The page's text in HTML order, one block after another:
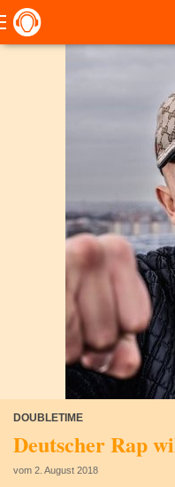
DOUBLETIME
Deutscher Rap
vom 2. August 2018